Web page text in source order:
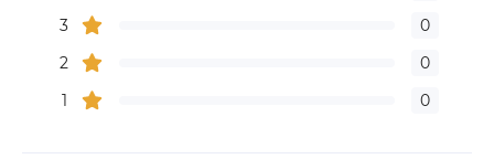
3
0
2
0
1
0